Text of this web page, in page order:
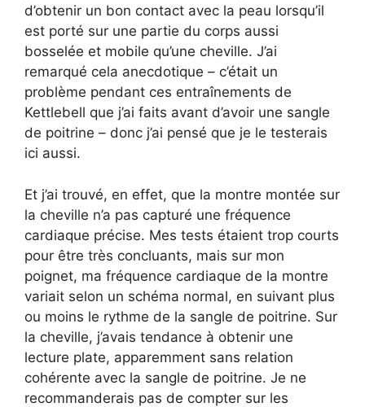
d’obtenir un bon contact avec la peau lorsqu’il
est porté sur une partie du corps aussi
bosselée et mobile qu’une cheville. J’ai
remarqué cela anecdotique – c’était un
problème pendant ces entraînements de
Kettlebell que j’ai faits avant d’avoir une sangle
de poitrine – donc j’ai pensé que je le testerais
ici aussi.
Et j’ai trouvé, en effet, que la montre montée sur
la cheville n’a pas capturé une fréquence
cardiaque précise. Mes tests étaient trop courts
pour être très concluants, mais sur mon
poignet, ma fréquence cardiaque de la montre
variait selon un schéma normal, en suivant plus
ou moins le rythme de la sangle de poitrine. Sur
la cheville, j’avais tendance à obtenir une
lecture plate, apparemment sans relation
cohérente avec la sangle de poitrine. Je ne
recommanderais pas de compter sur les